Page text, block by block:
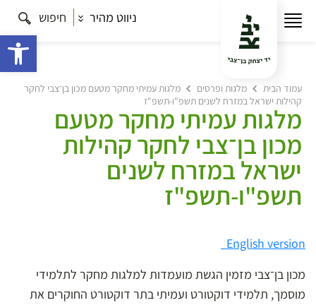
ניווט מהיר חיפוש
עמוד הבית מלגות ופרסים
מלגות עמיתי מחקר מטעם מכון בן־צבי לחקר
קהילות ישראל במזרח לשנים תשפ"ו-תשפ"ז
מלגות עמיתי מחקר מטעם
מכון בן־צבי לחקר קהילות
ישראל במזרח לשנים
תשפ"ו-תשפ"ז
English version
מכון בן־צבי מזמין הגשת מועמדות למלגות מחקר לתלמידי
מוסמך, תלמידי דוקטורט ועמיתי בתר דוקטורט החוקרים את